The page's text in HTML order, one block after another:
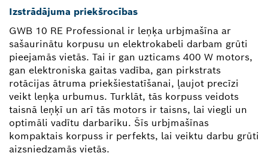
Izstrādājuma priekšrocības
GWB 10 RE Professional ir leņķa urbjmašīna ar
sašaurinātu korpusu un elektrokabeli darbam grūti
pieejamās vietās. Tai ir gan uzticams 400 W motors,
gan elektroniska gaitas vadība, gan pirkstrats
rotācijas ātruma priekšiestatīšanai, ļaujot precīzi
veikt leņķa urbumus. Turklāt, tās korpuss veidots
taisnā leņķī un arī tās motors ir taisns, lai viegli un
optimāli vadītu darbarīku. Šīs urbjmašīnas
kompaktais korpuss ir perfekts, lai veiktu darbu grūti
aizsniedzamās vietās.